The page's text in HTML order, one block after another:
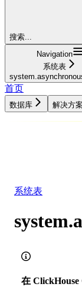
搜索...
Navigation
系统表
首页
数据库 解决方案
系统表
在